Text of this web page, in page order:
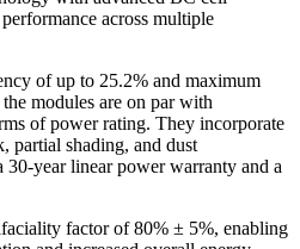
TCL Zhonghuan has
mitigation design that can
up to 50°C compared with
also demonstrate excellent low-
light response factor exceeding
under diverse operating
High-Efficiency Modules
TCL Zhonghuan's